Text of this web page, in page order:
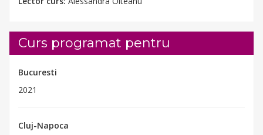
Curs programat pentru
Bucuresti
2021
Cluj-Napoca